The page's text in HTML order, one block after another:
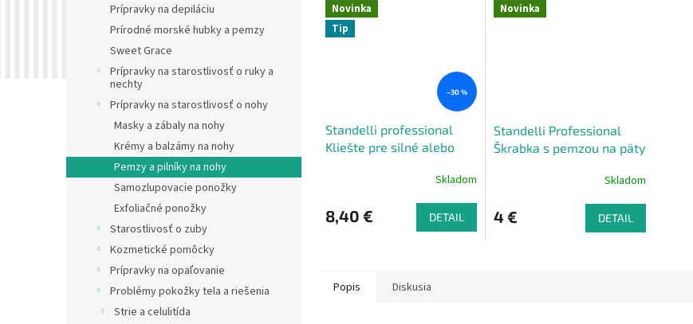
Prípravky na depiláciu
Prírodné morské hubky a pemzy
Sweet Grace
Prípravky na starostlivosť o ruky a
nechty
Prípravky na starostlivosť o nohy
Masky a zábaly na nohy
Krémy a balzámy na nohy
Pemzy a pilníky na nohy
Samozlupovacie ponožky
Exfoliačné ponožky
Starostlivosť o zuby
Kozmetické pomôcky
Prípravky na opaľovanie
Problémy pokožky tela a riešenia
Strie a celulitída
Novinka
Tip
–30 %
Standelli professional
Kliešte pre silné alebo
Skladom
8,40 € DETAIL
Novinka
Standelli Professional
Škrabka s pemzou na päty
Skladom
4 € DETAIL
Popis Diskusia